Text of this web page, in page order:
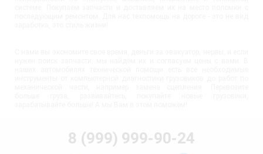
8 (999) 999-90-24